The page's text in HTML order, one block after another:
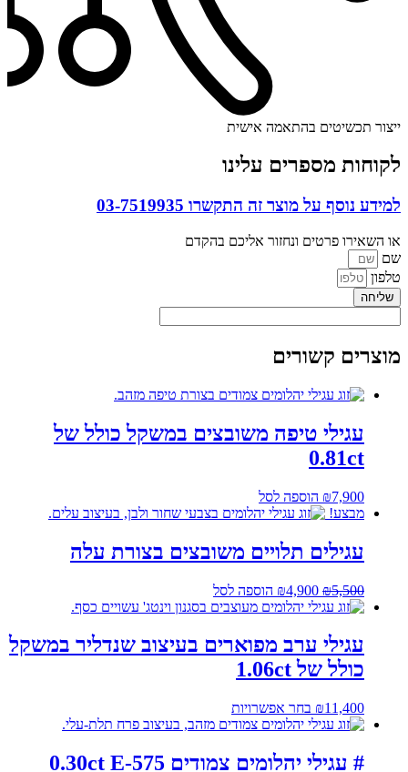
ייצור תכשיטים בהתאמה אישית
לקוחות מספרים עלינו
למידע נוסף על מוצר זה התקשרו 03-7519935
או השאירו פרטים ונחזור אליכם בהקדם
שם
טלפון
שליחה
מוצרים קשורים
עגילי טיפה משובצים במשקל כולל של
0.81ct
₪7,900
הוספה לסל
מבצע!
עגילים תלויים משובצים בצורת עלה
₪5,500
המחיר
המקורי
₪5,500.
₪4,900
המחיר
הנוכחי
₪4,900.
הוספה לסל
עגילי ערב מפוארים בעיצוב שנדליר במשקל
כולל של 1.06ct
₪11,400 בחר אפשרויות
זה
מספר
# עגילי יהלומים צמודים 0.30ct E-575